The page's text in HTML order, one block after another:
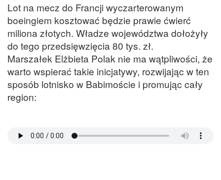
Lot na mecz do Francji wyczarterowanym
boeingiem kosztować będzie prawie ćwierć
miliona złotych. Władze województwa dołożyły
do tego przedsięwzięcia 80 tys. zł.
Marszałek Elżbieta Polak nie ma wątpliwości, że
warto wspierać takie inicjatywy, rozwijając w ten
sposób lotnisko w Babimoście i promując cały
region: